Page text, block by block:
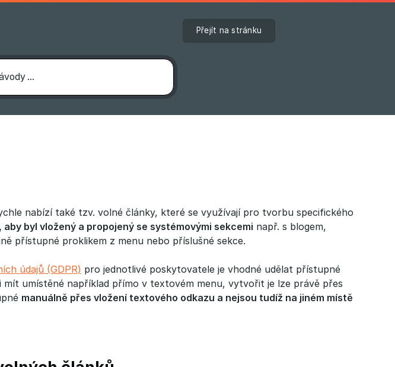
Přejít na stránku
nabízí také tzv. volné články, které se využívají pro tvorbu specifického
aby byl vložený a propojený se systémovými sekcemi např. s blogem,
přístupné proklikem z menu nebo příslušné sekce.
údajů (GDPR) pro jednotlivé poskytovatele je vhodné udělat přístupné
umístěné například přímo v textovém menu, vytvořit je lze právě přes
manuálně přes vložení textového odkazu a nejsou tudíž na jiném místě